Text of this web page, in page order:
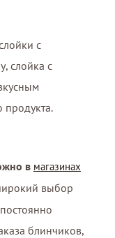
с
слойка с
продукта.
в магазинах
выбор
блинчиков,